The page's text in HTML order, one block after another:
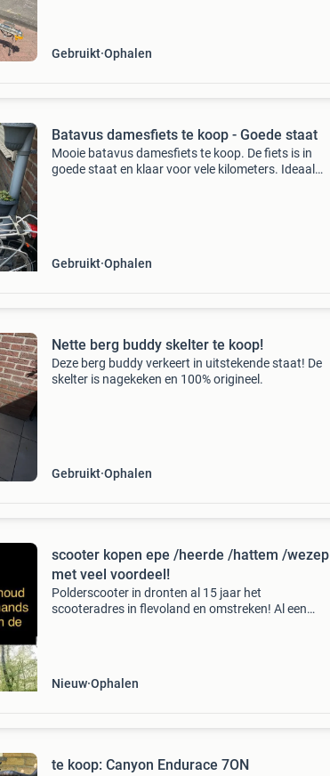
Gebruikt Ophalen
Batavus damesfiets te koop - Goede staat
Mooie batavus damesfiets te koop. De fiets is in
goede staat en klaar voor vele kilometers. Ideaal
Gebruikt Ophalen
Nette berg buddy skelter te koop!
Deze berg buddy verkeert in uitstekende staat! De
skelter is nagekeken en 100% origineel.
Gebruikt Ophalen
scooter kopen epe /heerde /hattem /wezep
met veel voordeel!
Polderscooter in dronten al 15 jaar het
scooteradres in flevoland en omstreken! Al een
Nieuw Ophalen
te koop: Canyon Endurace 7ON